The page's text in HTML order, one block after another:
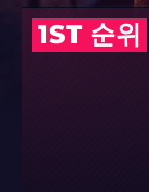
1ST 순위